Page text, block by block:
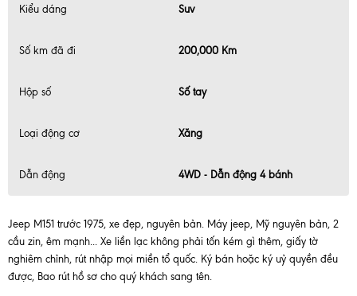
Kiểu dáng Suv
Số km đã đi 200,000 Km
Hộp số Số tay
Loại động cơ Xăng
Dẫn động 4WD - Dẫn động 4 bánh
Jeep M151 trước 1975, xe đẹp, nguyên bản. Máy jeep, Mỹ nguyên bản, 2
cầu zin, êm mạnh... Xe liền lạc không phải tốn kém gì thêm, giấy tờ
nghiêm chỉnh, rút nhập mọi miền tổ quốc. Ký bán hoặc ký uỷ quyền đều
được, Bao rút hồ sơ cho quý khách sang tên.